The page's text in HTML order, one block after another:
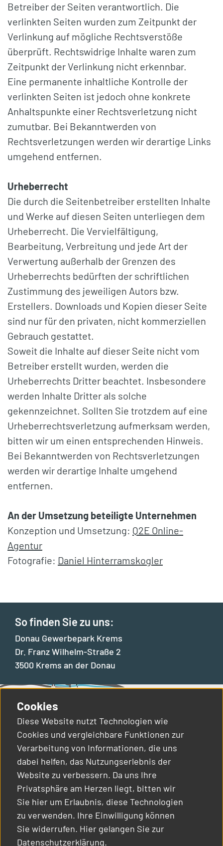
Cookies
Diese Website nutzt Technologien wie
Cookies und vergleichbare Funktionen zur
Verarbeitung von Informationen, die uns
dabei helfen, das Nutzungserlebnis der
Website zu verbessern. Da uns Ihre
Privatsphäre am Herzen liegt, bitten wir
Sie hier um Erlaubnis, diese Technologien
zu verwenden. Ihre Einwilligung können
Sie widerrufen. Hier gelangen Sie zur
Datenschutzerklärung.
Betreiber der Seiten verantwortlich. Die
verlinkten Seiten wurden zum Zeitpunkt der
Verlinkung auf mögliche Rechtsverstöße
überprüft. Rechtswidrige Inhalte waren zum
Zeitpunkt der Verlinkung nicht erkennbar.
Eine permanente inhaltliche Kontrolle der
verlinkten Seiten ist jedoch ohne konkrete
Anhaltspunkte einer Rechtsverletzung nicht
zumutbar. Bei Bekanntwerden von
Rechtsverletzungen werden wir derartige Links
umgehend entfernen.
Urheberrecht
Die durch die Seitenbetreiber erstellten Inhalte
und Werke auf diesen Seiten unterliegen dem
Urheberrecht. Die Vervielfältigung,
Bearbeitung, Verbreitung und jede Art der
Verwertung außerhalb der Grenzen des
Urheberrechts bedürften der schriftlichen
Zustimmung des jeweiligen Autors bzw.
Erstellers. Downloads und Kopien dieser Seite
sind nur für den privaten, nicht kommerziellen
Gebrauch gestattet.
Soweit die Inhalte auf dieser Seite nicht vom
Betreiber erstellt wurden, werden die
Urheberrechts Dritter beachtet. Insbesondere
werden Inhalte Dritter als solche
gekennzeichnet. Sollten Sie trotzdem auf eine
Urheberrechtsverletzung aufmerksam werden,
bitten wir um einen entsprechenden Hinweis.
Bei Bekanntwerden von Rechtsverletzungen
werden wir derartige Inhalte umgehend
entfernen.
An der Umsetzung beteiligte Unternehmen
Konzeption und Umsetzung: Q2E Online-
Agentur
Fotografie: Daniel Hinterramskogler
So finden Sie zu uns:
Donau Gewerbepark Krems
Dr. Franz Wilhelm-Straße 2
3500 Krems an der Donau
Dr. Franz Wilhelm-Straße 2
3500 Krems an der Donau
+43 2732 22111
dgk@ecoplus.at